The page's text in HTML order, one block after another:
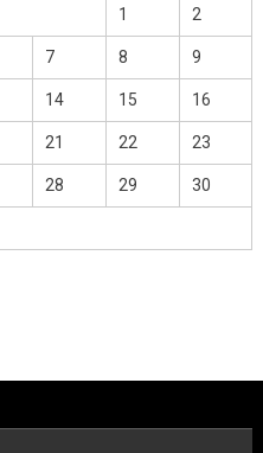
1 2
7 8 9
14 15 16
21 22 23
28 29 30